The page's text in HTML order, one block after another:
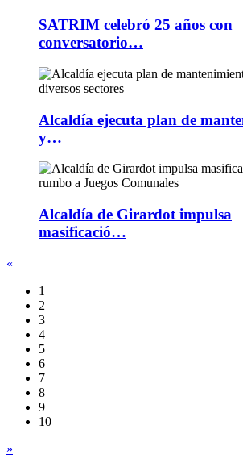
SATRIM celebró 25 años con
conversatorio…
Alcaldía ejecuta plan de
y…
Alcaldía de Girardot impulsa
masificació…
«
1
2
3
4
5
6
7
8
9
10
»